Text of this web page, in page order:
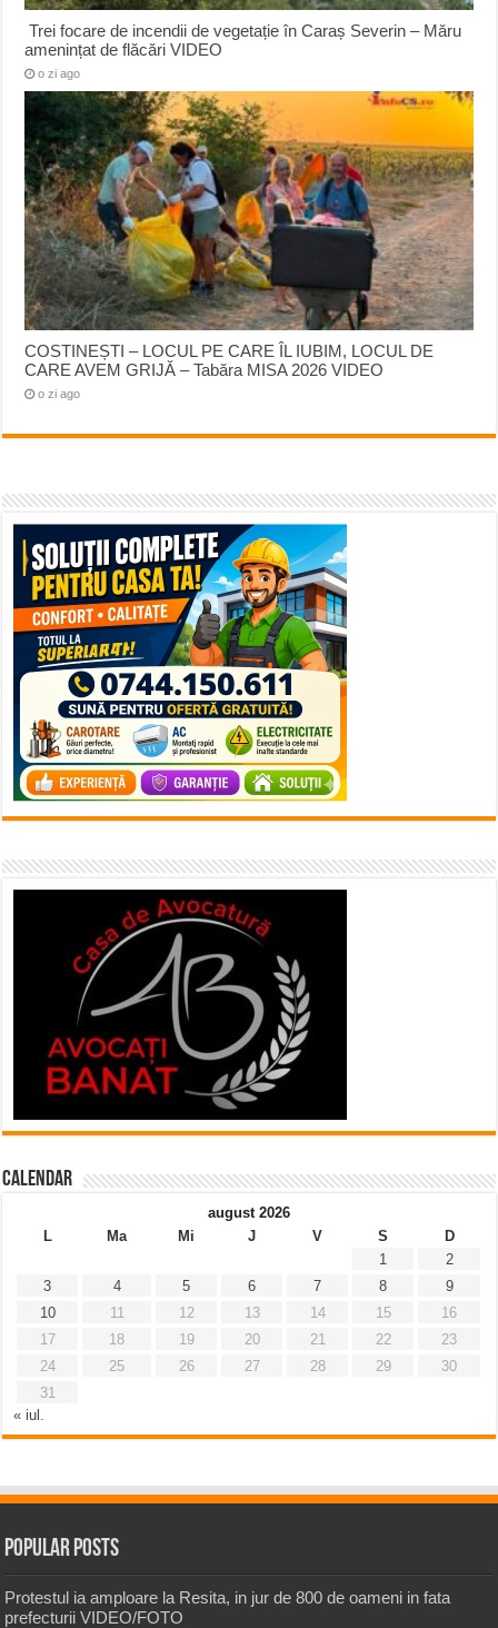
Trei focare de incendii de vegetație în Caraș Severin – Măru
amenințat de flăcări VIDEO
o zi ago
COSTINEȘTI – LOCUL PE CARE ÎL IUBIM, LOCUL DE
CARE AVEM GRIJĂ – Tabăra MISA 2026 VIDEO
o zi ago
Calendar
august 2026
L
Ma Mi J V S
D
1
2
3
4 5 6 7 8
9
10
11 12 13 14 15
16
17
18 19 20 21 22
23
24
25 26 27 28 29
30
31
« iul.
Popular Posts
Protestul ia amploare la Resita, in jur de 800 de oameni in fata
prefecturii VIDEO/FOTO